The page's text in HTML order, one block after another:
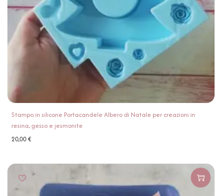
Stampo in silicone Portacandele Albero di Natale per creazioni in
resina, gesso e jesmonite
20,00€